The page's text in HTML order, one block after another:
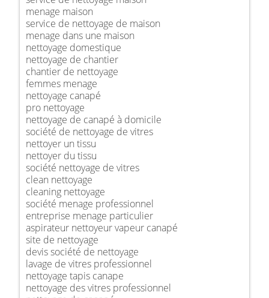
menage maison
service de nettoyage de maison
menage dans une maison
nettoyage domestique
nettoyage de chantier
chantier de nettoyage
femmes menage
nettoyage canapé
pro nettoyage
nettoyage de canapé à domicile
société de nettoyage de vitres
nettoyer un tissu
nettoyer du tissu
société nettoyage de vitres
clean nettoyage
cleaning nettoyage
société menage professionnel
entreprise menage particulier
aspirateur nettoyeur vapeur canapé
site de nettoyage
devis société de nettoyage
lavage de vitres professionnel
nettoyage tapis canape
nettoyage des vitres professionnel